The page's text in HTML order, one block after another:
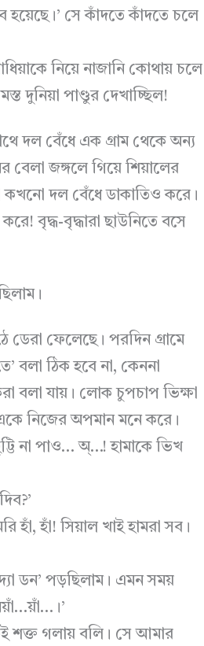
সে কাঁদতে কাঁদতে চলে
নিয়ে নাজানি কোথায় চলে
দুনিয়া পাণ্ডুর দেখাচ্ছিল!
দল বেঁধে এক গ্রাম থেকে অন্য
বেলা জঙ্গলে গিয়ে শিয়ালের
কখনো দল বেঁধে ডাকাতিও করে।
বৃদ্ধ-বৃদ্ধারা ছাউনিতে বসে
ডেরা ফেলেছে। পরদিন গ্রামে
বলা ঠিক হবে না, কেননা
বলা যায়। লোক চুপচাপ ভিক্ষা
নিজের অপমান মনে করে।
না পাও… অ্…! হামাকে ভিখ
হাঁ, হাঁ! সিয়াল খাই হামরা সব।
ডন’ পড়ছিলাম। এমন সময়
শক্ত গলায় বলি। সে আমার